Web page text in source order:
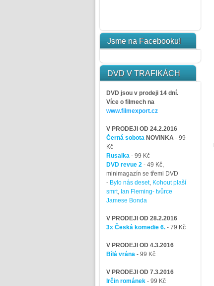
Jsme na Facebooku!
DVD V TRAFIKÁCH
DVD jsou v prodeji 14 dní.
Více o filmech na
www.filmexport.cz
V PRODEJI OD 24.2.2016
Černá sobotaNOVINKA - 99
Kč
Rusalka- 99 Kč
DVD revue 2- 49 Kč,
minimagazín se třemi DVD
- Bylo nás deset, Kohout plaší
smrt, Ian Fleming- tvůrce
Jamese Bonda
V PRODEJI OD 28.2.2016
3x Česká komedie 6. - 79 Kč
V PRODEJI OD 4.3.2016
Bílá vrána- 99 Kč
V PRODEJI OD 7.3.2016
Irčin románek - 99 Kč